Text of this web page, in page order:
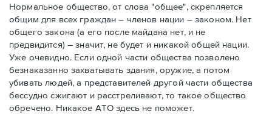
Нормальное общество, от слова "общее", скрепляется
общим для всех граждан – членов нации – законом. Нет
общего закона (а его после майдана нет, и не
предвидится) – значит, не будет и никакой общей нации.
Уже очевидно. Если одной части общества позволено
безнаказанно захватывать здания, оружие, а потом
убивать людей, а представителей другой части общества
бессудно сжигают и расстреливают, то такое общество
обречено. Никакое АТО здесь не поможет.